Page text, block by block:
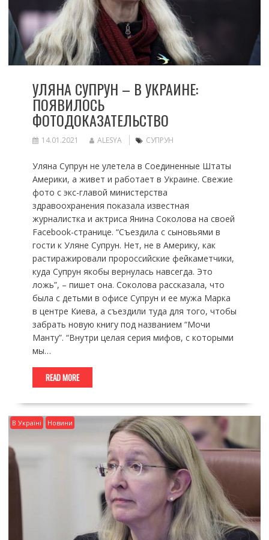
УЛЯНА СУПРУН – В УКРАИНЕ:
ПОЯВИЛОСЬ
ФОТОДОКАЗАТЕЛЬСТВО
14.01.2021 ALESYA СУПРУН
Уляна Супрун не улетела в Соединенные Штаты
Америки, а живет и работает в Украине. Свежие
фото с экс-главой министерства
здравоохранения показала известная
журналистка и актриса Янина Соколова на своей
Facebook-странице. “Съездила с сыновьями в
гости к Уляне Супрун. Нет, не в Америку, как
растиражировали пророссийские фейкаметчики,
куда Супрун якобы вернулась навсегда. Это
ложь”, – пишет она. Соколова рассказала, что
была с детьми в офисе Супрун и ее мужа Марка
в центре Киева, а съездили туда для того, чтобы
забрать новую книгу под названием “Мочи
Манту”. “Внутри целая серия мифов, с которыми
мы…
READ MORE
В Україні Новини